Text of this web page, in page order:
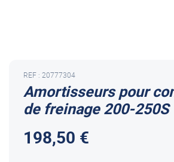
Amortisseurs pour
de freinage 200-250S
REF : 20777304
198,50 €